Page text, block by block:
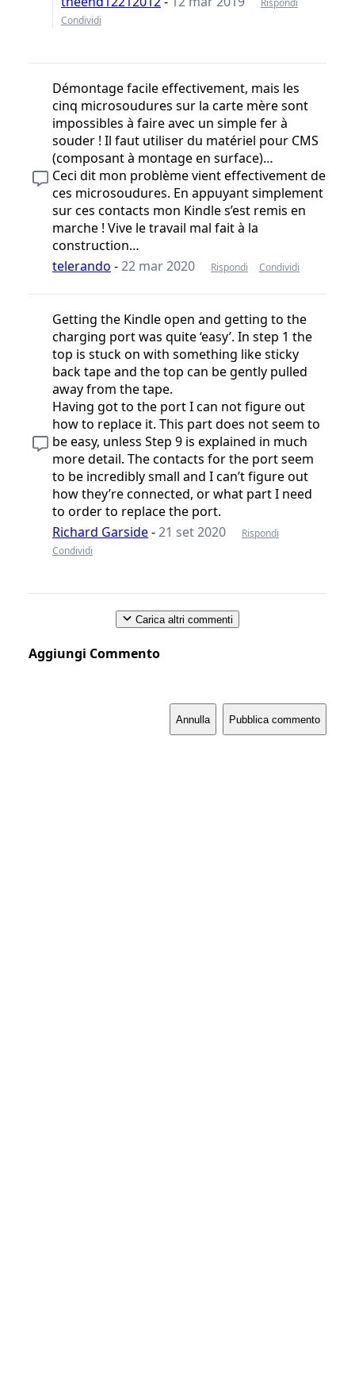
Rispondi
Condividi
Démontage facile effectivement, mais les
cinq microsoudures sur la carte mère sont
impossibles à faire avec un simple fer à
souder ! Il faut utiliser du matériel pour CMS
(composant à montage en surface)…
Ceci dit mon problème vient effectivement de
ces microsoudures. En appuyant simplement
sur ces contacts mon Kindle s’est remis en
marche ! Vive le travail mal fait à la
construction…
telerando -22 mar 2020 Rispondi Condividi
Getting the Kindle open and getting to the
charging port was quite ‘easy’. In step 1 the
top is stuck on with something like sticky
back tape and the top can be gently pulled
away from the tape.
Having got to the port I can not figure out
how to replace it. This part does not seem to
be easy, unless Step 9 is explained in much
more detail. The contacts for the port seem
to be incredibly small and I can’t figure out
how they’re connected, or what part I need
to order to replace the port.
Richard Garside-21 set 2020
Rispondi
Condividi
Carica altri commenti
Aggiungi Commento
Annulla Pubblica commento